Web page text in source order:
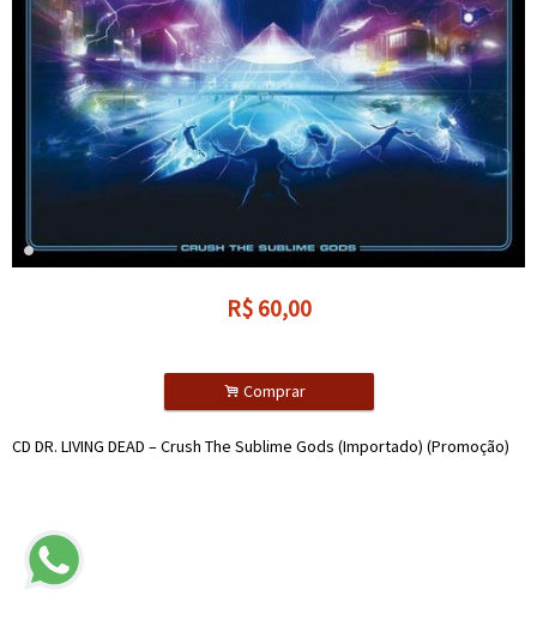
R$ 60,00
. Comprar
CD DR. LIVING DEAD – Crush The Sublime Gods (Importado) (Promoção)